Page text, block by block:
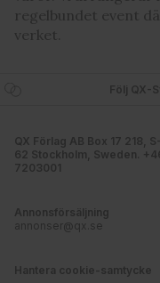
regelbundet event
verket.
Följ QX-
QX Förlag AB Box 17 218,
62 Stockholm, Sweden.
7203001
Annonsförsäljning
annonser@qx.se
Hantera cookie-samtycke